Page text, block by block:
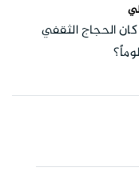
الحجاج الثقفي